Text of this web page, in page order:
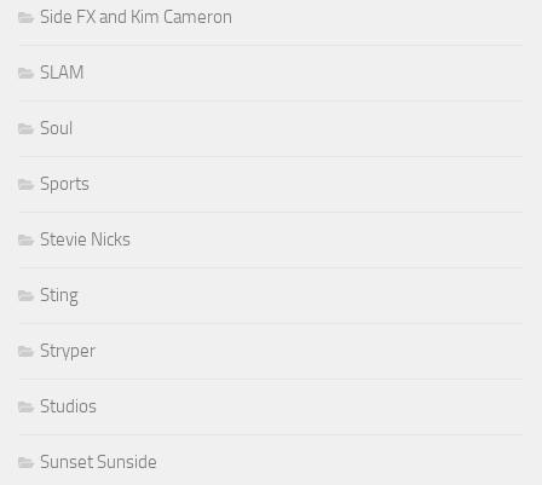
Side FX and Kim Cameron
SLAM
Soul
Sports
Stevie Nicks
Sting
Stryper
Studios
Sunset Sunside